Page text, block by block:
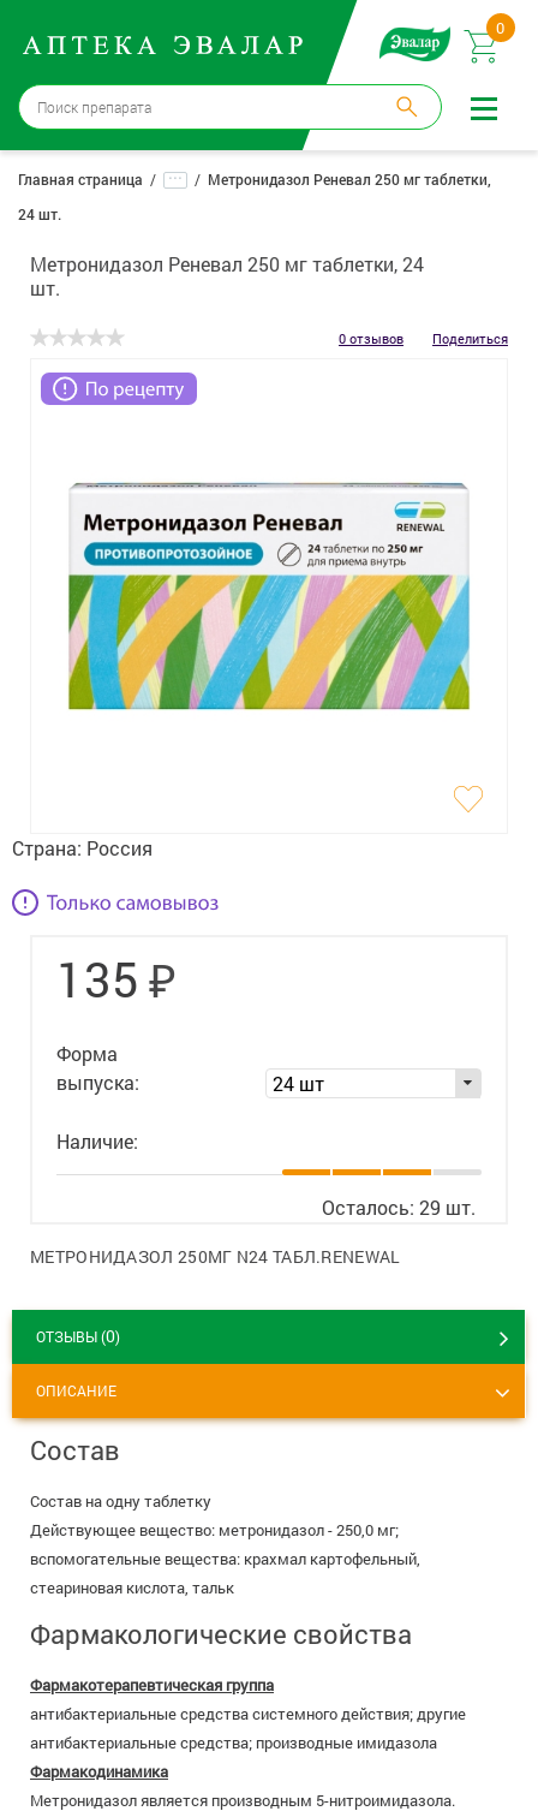
0
Бийск→ 15 аптек
Доставка и оплата
Способ получения:
не выбран,изменить
Эвалар
Косметика
Гигиена
Изделия медицинского назначения
Планирование семьи
Медтехника
Мама и малыш
Уход за больными
Витамины и БАД
8 800 775 00 39 Вакансии
Главная страница ...
Метронидазол Реневал 250 мг таблетки,
24 шт.
Метронидазол Реневал 250 мг таблетки, 24
шт.
0 отзывов Поделиться
Страна: Россия
135₽
Форма
выпуска:
24 шт
Наличие:
Осталось: 29 шт.
МЕТРОНИДАЗОЛ 250МГ N24 ТАБЛ.RENEWAL
ОТЗЫВЫ (0)
ОПИСАНИЕ
Состав
Состав на одну таблетку
Действующее вещество: метронидазол - 250,0 мг;
вспомогательные вещества: крахмал картофельный,
стеариновая кислота, тальк
Фармакологические свойства
Фармакотерапевтическая группа
антибактериальные средства системного действия; другие
антибактериальные средства; производные имидазола
Фармакодинамика
Метронидазол является производным 5-нитроимидазола.